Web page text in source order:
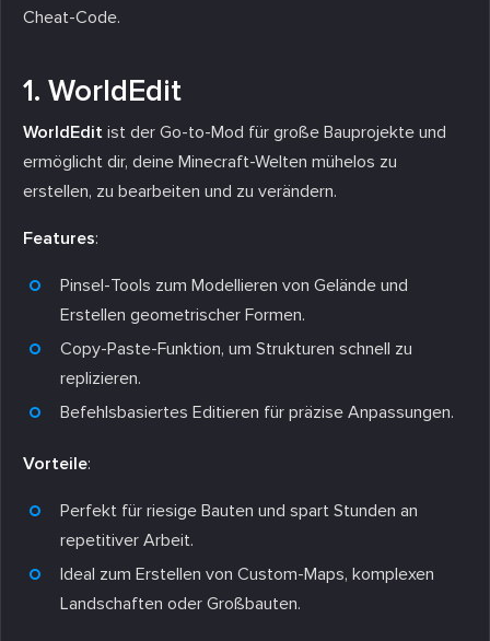
Cheat-Code.
1. WorldEdit
WorldEdit ist der Go-to-Mod für große Bauprojekte und
ermöglicht dir, deine Minecraft-Welten mühelos zu
erstellen, zu bearbeiten und zu verändern.
Features:
Pinsel-Tools zum Modellieren von Gelände und
Erstellen geometrischer Formen.
Copy-Paste-Funktion, um Strukturen schnell zu
replizieren.
Befehlsbasiertes Editieren für präzise Anpassungen.
Vorteile:
Perfekt für riesige Bauten und spart Stunden an
repetitiver Arbeit.
Ideal zum Erstellen von Custom-Maps, komplexen
Landschaften oder Großbauten.